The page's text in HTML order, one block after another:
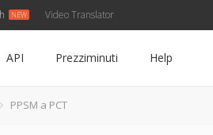
Video Translator
API Prezziminuti Help
PPSM a PCT